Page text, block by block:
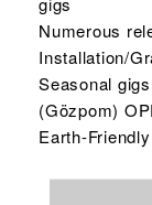
Numerous
Installation/
Seasonal
(Gözpom)
Earth-